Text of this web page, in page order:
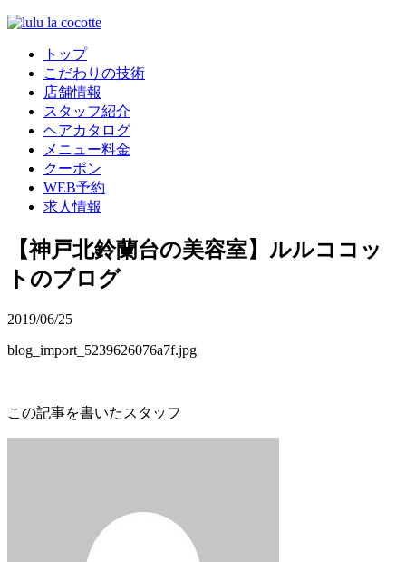
トップ
こだわりの技術
店舗情報
スタッフ紹介
ヘアカタログ
メニュー料金
クーポン
WEB予約
求人情報
【神戸北鈴蘭台の美容室】ルルココッ
トのブログ
2019/06/25
blog_import_5239626076a7f.jpg
この記事を書いたスタッフ